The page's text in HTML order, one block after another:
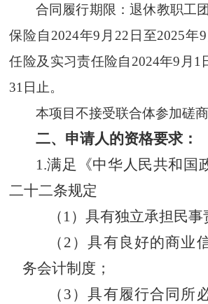
合同履行期限：退休教职工
保险自2024年9月22日至2025年
任险及实习责任险自2024年9月1
31日止。
本项目不接受联合体参加磋商
二、申请人的资格要求：
1.满足《中华人民共和国
二十二条规定
（1）具有独立承担民事
（2）具有良好的商业
务会计制度；
（3）具有履行合同所